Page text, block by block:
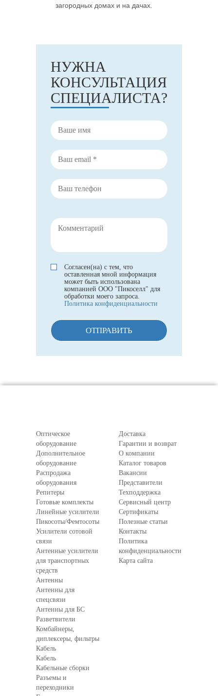
загородных домах и на дачах.
НУЖНА
КОНСУЛЬТАЦИЯ
СПЕЦИАЛИСТА?
Согласен(на) с тем, что
оставленная мной информация
может быть использована
компанией ООО "Пикоселл" для
обработки моего запроса.
Политика конфиденциальности
ОТПРАВИТЬ
Оптическое
оборудование
Дополнительное
оборудование
Распродажа
оборудования
Репитеры
Готовые комплекты
Линейные усилители
Пикосоты/Фемтосоты
Усилители сотовой
связи
Антенные усилители
для транспортных
средств
Антенны
Антенны для
спецсвязи
Антенны для БС
Разветвители
Комбайнеры,
диплексеры, фильтры
Кабель
Кабель
Кабельные сборки
Разъемы и
переходники
Доставка
Гарантии и возврат
О компании
Каталог товаров
Вакансии
Представители
Техподдержка
Сервисный центр
Сертификаты
Полезные статьи
Контакты
Политика
конфиденциальности
Карта сайта